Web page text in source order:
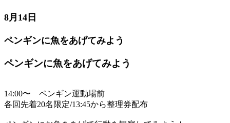
8月14日
ペンギンに魚をあげてみよう
ペンギンに魚をあげてみよう
14:00〜 ペンギン運動場前
各回先着20名限定/13:45から整理券配布